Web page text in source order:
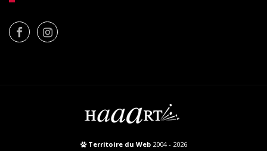
Territoire du Web2004 - 2026